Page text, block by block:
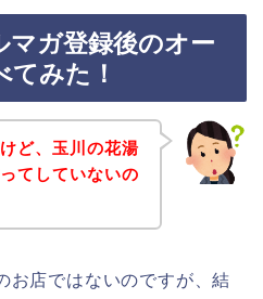
マガ登録後のオー
てみた！
ど、玉川の花湯
てしていないの
お店ではないのですが、結